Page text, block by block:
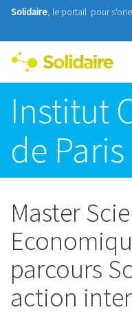
Aller au contenu principal
Solidaire, le portail pour
Institut
de Paris
Master
parcours
action